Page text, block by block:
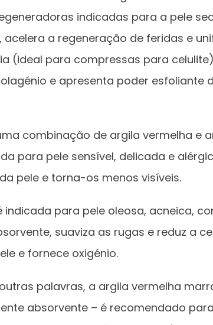
indicadas para a pele
acelera a regeneração de feridas e
(ideal para compressas para
e apresenta poder esfoliante
combinação de argila vermelha e
para pele sensível, delicada e
pele e torna-os menos visíveis.
indicada para pele oleosa, acneica,
suaviza as rugas e reduz a
e fornece oxigénio.
palavras, a argila vermelha
absorvente – é recomendado